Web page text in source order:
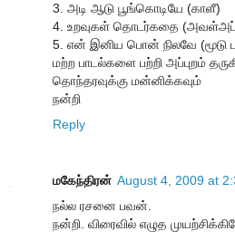
3. அடி ஆடு பூங்கொடியே (காளீ)
4. உறவுகள் தொடர்கதை
5. என் இனிய பொன் நிலவே (மூடு
மற்ற பாடல்களை பற்றி அப்புறம்
தொந்தரவுக்கு மன்னிக்கவும்
நன்றி
Reply
மகேந்திரன் August 4, 2009 at
நல்ல ரசனை பவன்.
நன்றி. விரைவில் எழுத